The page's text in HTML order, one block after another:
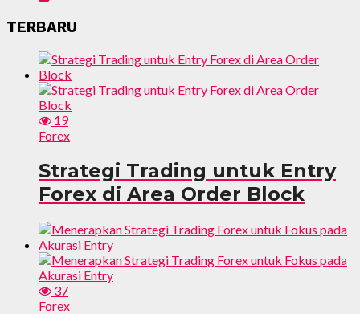
TERBARU
19
Forex
Strategi Trading untuk Entry
Forex di Area Order Block
37
Forex